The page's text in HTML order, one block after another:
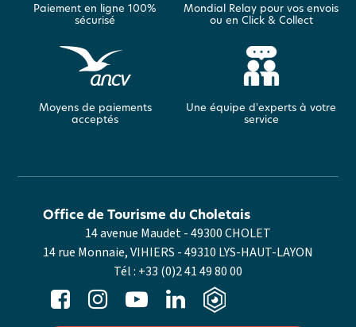
Paiement en ligne 100%
sécurisé
Mondial Relay pour vos envois
ou en Click & Collect
Moyens de paiements
acceptés
Une équipe d'experts à votre
service
14 avenue Maudet - 49300 CHOLET
14 rue Monnaie, VIHIERS - 49310 LYS-HAUT-LAYON
Tél : +33 (0)2 41 49 80 00
Office de Tourisme du Choletais